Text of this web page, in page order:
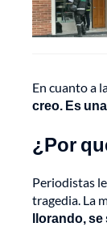
En cuanto a
creo. Es
¿Por
Periodistas
tragedia. La
llorando, se